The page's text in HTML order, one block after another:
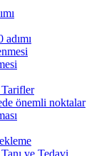
önemli noktalar
ve Tedavi